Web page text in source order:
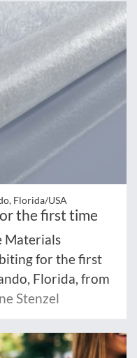
Florida/USA
the first time
Materials
for the first
Florida, from
Stenzel